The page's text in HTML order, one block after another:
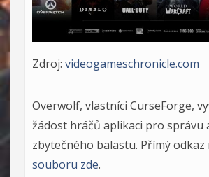
Zdroj: videogameschronicle.com
Overwolf, vlastníci CurseForge,
žádost hráčů aplikaci pro správu
zbytečného balastu. Přímý odkaz
souboru zde.